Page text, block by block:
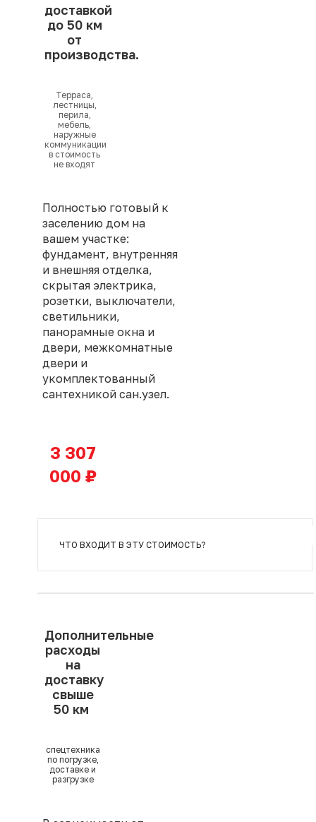
доставкой
до 50 км
от
производства.
Терраса,
лестницы,
перила,
мебель,
наружные
коммуникации
в стоимость
не входят
Полностью готовый к
заселению дом на
вашем участке:
фундамент, внутренняя
и внешняя отделка,
скрытая электрика,
розетки, выключатели,
светильники,
панорамные окна и
двери, межкомнатные
двери и
укомплектованный
сантехникой сан.узел.
3 307
000 ₽
ЧТО ВХОДИТ В ЭТУ СТОИМОСТЬ?
Дополнительные
расходы
на
доставку
свыше
50 км
спецтехника
по погрузке,
доставке и
разгрузке